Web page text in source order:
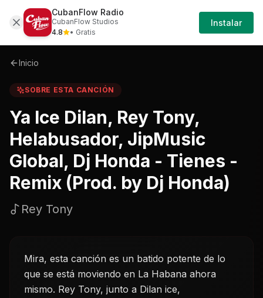
Sobre Ya-ice-dilan-rey-tony-helabusador-
Iniciar
Sesión
Inicio
SOBRE ESTA CANCIÓN
Ya Ice Dilan, Rey Tony,
Helabusador, JipMusic
Global, Dj Honda - Tienes -
Remix (Prod. by Dj Honda)
Rey Tony
Mira, esta canción es un batido potente de lo
que se está moviendo en La Habana ahora
mismo. Rey Tony, junto a Dilan ice,
CubanFlow Radio
CubanFlow Studios
4.8
• Gratis
Instalar